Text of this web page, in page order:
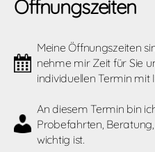
Öffnungszeiten
Meine Öffnungszeiten
nehme mir Zeit für Sie
individuellen Termin mit
An diesem Termin bin
Probefahrten,
wichtig ist.